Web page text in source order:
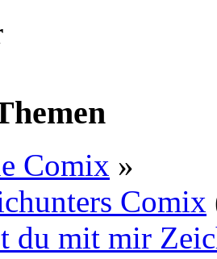
Comix »
Comix
du mit mir